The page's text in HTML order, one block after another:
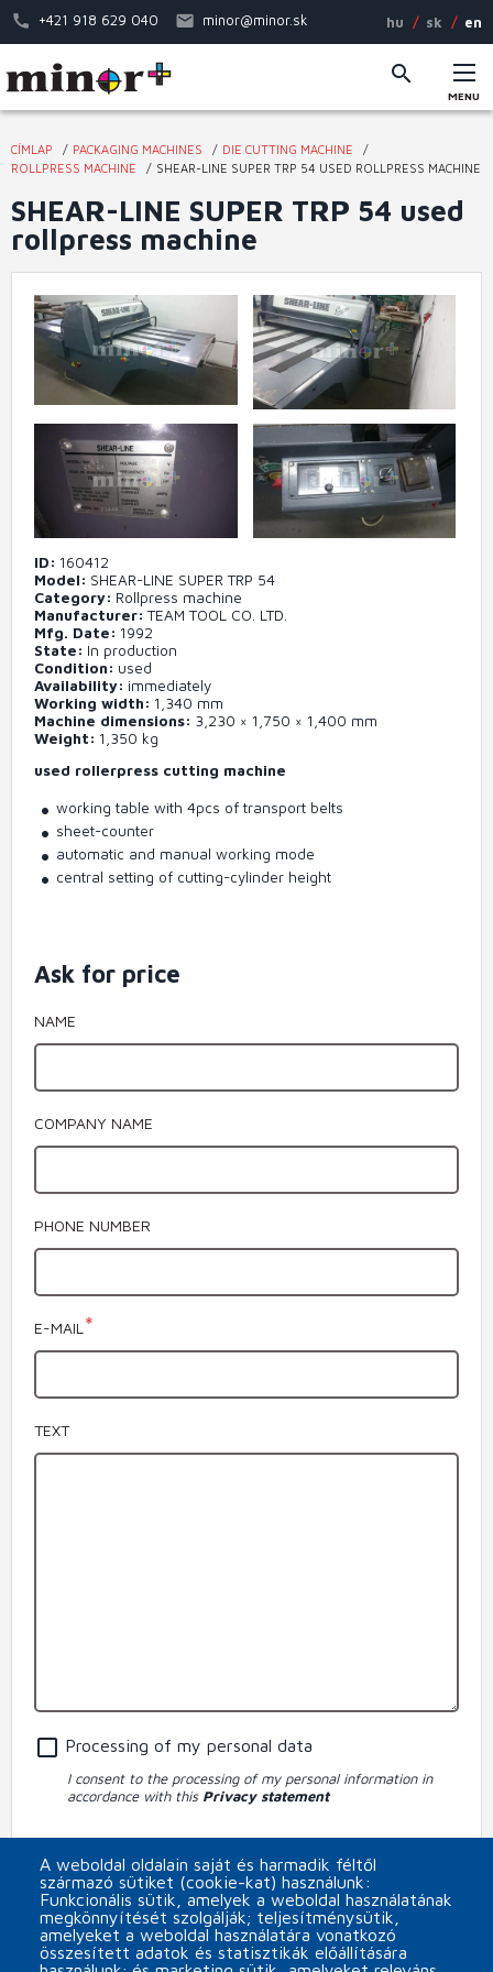
main
+421 918 629 040 minor@minor.sk hu sk en
Main
menu
MENU
You
are
here
CÍMLAP PACKAGING MACHINES
DIE CUTTING MACHINE
ROLLPRESS MACHINE
SHEAR-LINE SUPER TRP 54 USED ROLLPRESS MACHINE
SHEAR-LINE SUPER TRP 54 used
rollpress machine
ID
160412
Model
SHEAR-LINE SUPER TRP 54
Category
Rollpress machine
Manufacturer TEAM TOOL CO. LTD.
Mfg. Date
1992
State
In production
Condition
used
Availability
immediately
Working width
1,340 mm
Machine dimensions
3,230 × 1,750 × 1,400 mm
Weight
1,350 kg
used rollerpress cutting machine
working table with 4pcs of transport belts
sheet-counter
automatic and manual working mode
central setting of cutting-cylinder height
Ask for price
NAME
COMPANY NAME
PHONE NUMBER
E-MAIL
TEXT
Processing of my personal data
I consent to the processing of my personal information in
accordance with this Privacy statement
CAPTCHA
A weboldal oldalain saját és harmadik féltől
származó sütiket (cookie-kat) használunk:
Funkcionális sütik, amelyek a weboldal használatának
megkönnyítését szolgálják; teljesítménysütik,
amelyeket a weboldal használatára vonatkozó
összesített adatok és statisztikák előállítására